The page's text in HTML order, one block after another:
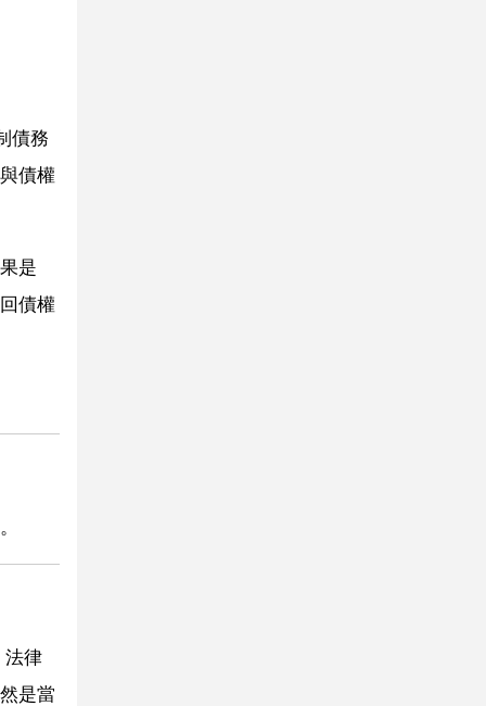
債務
債權
是
債權
法律
是當